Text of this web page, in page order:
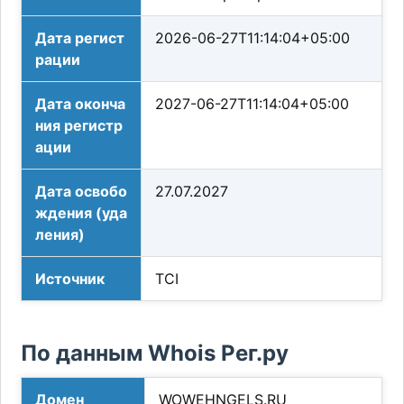
Дата регист
рации
2026-06-27T11:14:04+05:00
Дата оконча
ния регистр
ации
2027-06-27T11:14:04+05:00
Дата освобо
ждения (уда
ления)
27.07.2027
Источник TCI
По данным Whois Рег.ру
Домен WOWEHNGELS.RU